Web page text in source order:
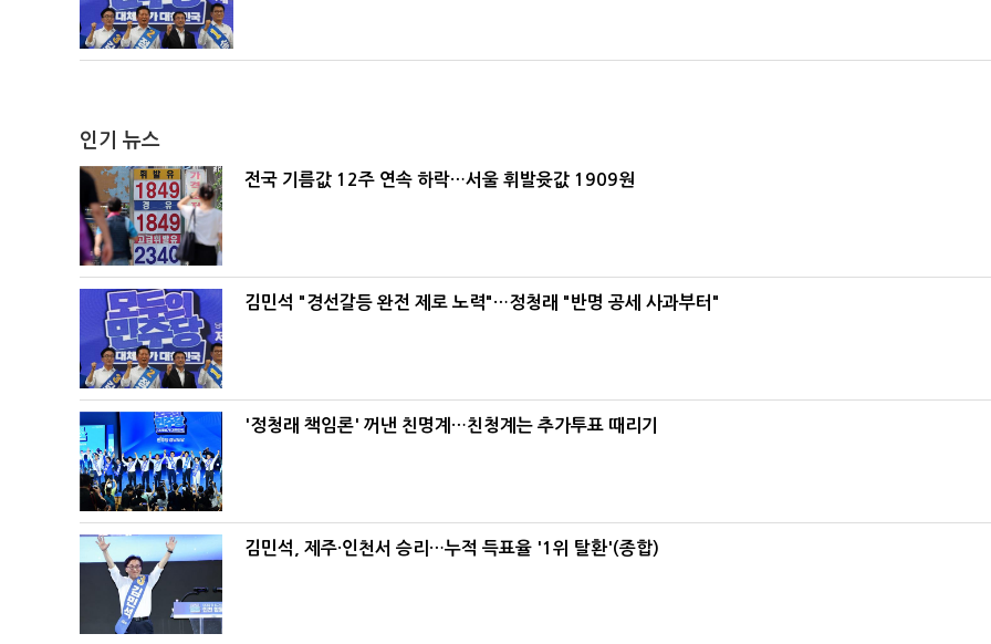
인기 뉴스
전국 기름값 12주 연속 하락…서울 휘발윳값 1909원
김민석 "경선갈등 완전 제로 노력"…정청래 "반명 공세 사과부터"
'정청래 책임론' 꺼낸 친명계…친청계는 추가투표 때리기
김민석, 제주·인천서 승리…누적 득표율 '1위 탈환'(종합)